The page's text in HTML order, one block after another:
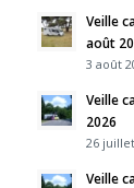
Veille
août
3 août
Veille
2026
26
Veille